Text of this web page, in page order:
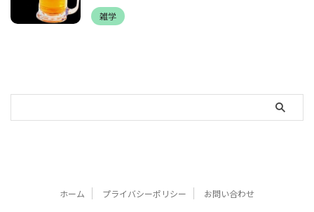
雑学
ホーム プライバシーポリシー お問い合わせ